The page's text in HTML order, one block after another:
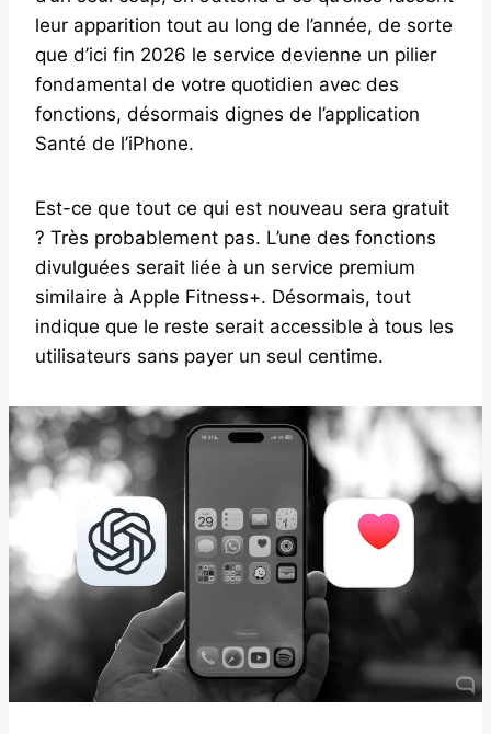
leur apparition tout au long de l’année, de sorte
que d’ici fin 2026 le service devienne un pilier
fondamental de votre quotidien avec des
fonctions, désormais dignes de l’application
Santé de l’iPhone.
Est-ce que tout ce qui est nouveau sera gratuit
? Très probablement pas. L’une des fonctions
divulguées serait liée à un service premium
similaire à Apple Fitness+. Désormais, tout
indique que le reste serait accessible à tous les
utilisateurs sans payer un seul centime.